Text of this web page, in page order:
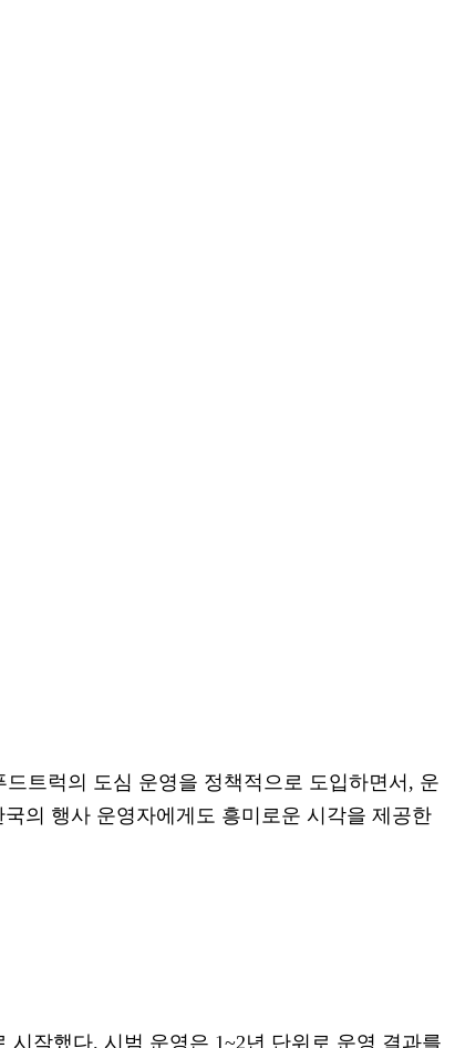
트럭의 도심 운영을 정책적으로 도입하면서, 운
국의 행사 운영자에게도 흥미로운 시각을 제공한
작했다. 시범 운영은 1~2년 단위로 운영 결과를